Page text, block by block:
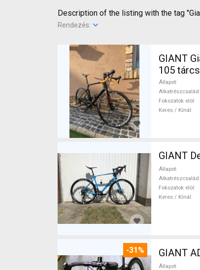
Description of the listing with the tag
Rendezés:
GIANT
105
Állapot
Fokozatok elöl
Keres / Kínál
GIANT
Állapot
Fokozatok elöl
Keres / Kínál
-31% GIANT
Állapot